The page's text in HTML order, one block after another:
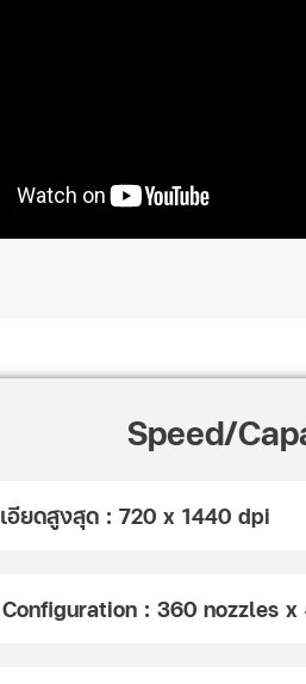
Speed/
อียดสูงสุด : 720 x 1440 dpi
: 360 nozzles